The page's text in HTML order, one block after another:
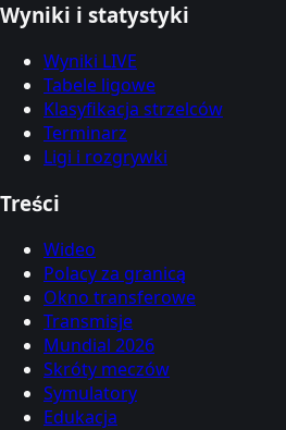
Wyniki i statystyki
Wyniki LIVE
Tabele ligowe
Klasyfikacja strzelców
Terminarz
Ligi i rozgrywki
Treści
Wideo
Polacy za granicą
Okno transferowe
Transmisje
Mundial 2026
Skróty meczów
Symulatory
Edukacja